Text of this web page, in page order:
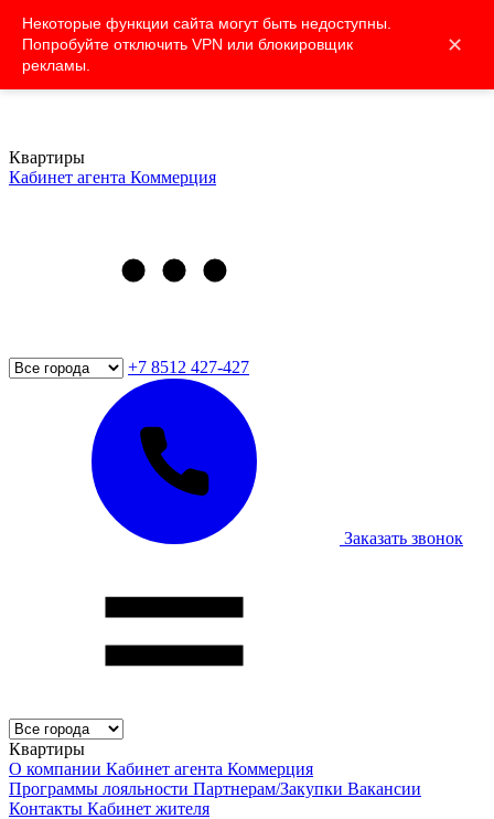
Некоторые функции сайта могут быть недоступны.
Попробуйте отключить VPN или блокировщик
рекламы.
✕
Квартиры
Кабинет агента Коммерция
+7 8512 427-427
Заказать звонок
Квартиры
О компании Кабинет агента Коммерция
Программы лояльности Партнерам/Закупки Вакансии
Контакты Кабинет жителя